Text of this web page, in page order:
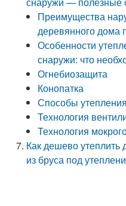
Преимущества
деревянного дома
Особенности
снаружи: что
Огнебиозащита
Конопатка
Способы
Технология
Технология
Как дешево утеплить
из бруса под